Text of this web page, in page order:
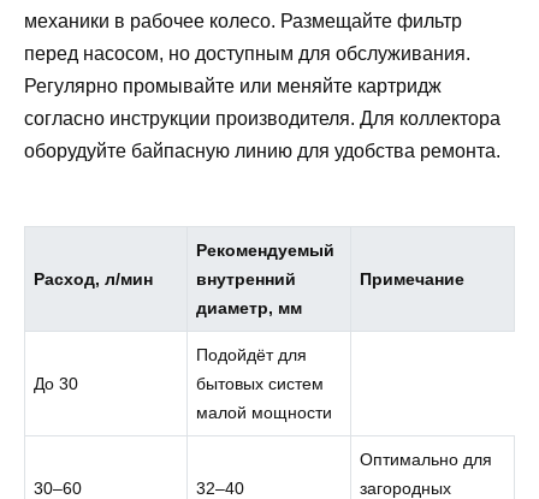
механики в рабочее колесо. Размещайте фильтр
перед насосом, но доступным для обслуживания.
Регулярно промывайте или меняйте картридж
согласно инструкции производителя. Для коллектора
оборудуйте байпасную линию для удобства ремонта.
Расход, л/мин
Рекомендуемый
внутренний
диаметр, мм
Примечание
До 30
Подойдёт для
бытовых систем
малой мощности
30–60 32–40
Оптимально для
загородных